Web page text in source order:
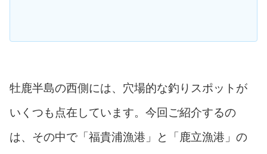
牡鹿半島の西側には、穴場的な釣りスポットが
いくつも点在しています。今回ご紹介するの
は、その中で「福貴浦漁港」と「鹿立漁港」の